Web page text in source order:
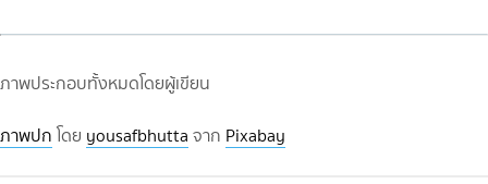
ภาพประกอบทั้งหมดโดยผู้เขียน
ภาพปก โดย yousafbhutta จาก Pixabay